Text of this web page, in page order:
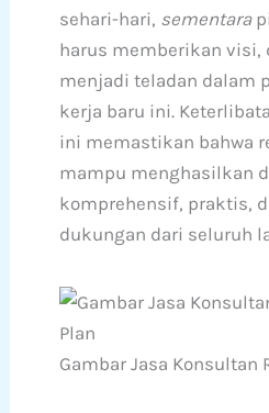
sehari-hari, sementara
harus memberikan visi,
menjadi teladan dalam
kerja baru ini.
ini memastikan bahwa
mampu menghasilkan
komprehensif, praktis,
dukungan dari seluruh
Gambar Jasa Konsultan